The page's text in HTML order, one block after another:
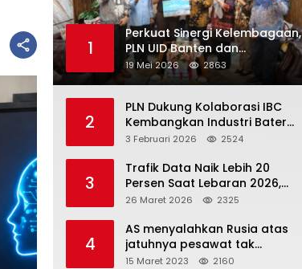
1
Perkuat Sinergi Kelembagaan,
PLN UID Banten dan
Kejaksaan Negeri Kabupaten
Tangerang Kolaborasi
19 Mei 2026 2863
2
PLN Dukung Kolaborasi IBC
Kembangkan Industri Baterai
Terintegrasi, Investasi Capai
3 Februari 2026 2524
3
Trafik Data Naik Lebih 20
Persen Saat Lebaran 2026,
Indosat Buktikan Jaringan
Pemudik
26 Maret 2026 2325
4
AS menyalahkan Rusia atas
jatuhnya pesawat tak
berawak di Laut Hitam,
15 Maret 2023 2160